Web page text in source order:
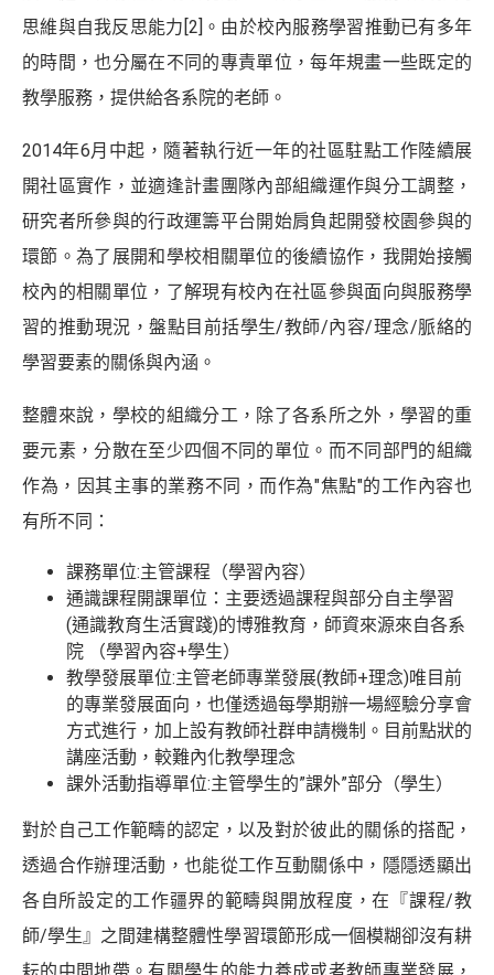
思維與自我反思能力 [2] 。由於校內服務學習推動已有多年
的時間，也分屬在不同的專責單位，每年規畫一些既定的
教學服務，提供給各系院的老師。
2014年6月中起，隨著執行近一年的社區駐點工作陸續展
開社區實作，並適逢計畫團隊內部組織運作與分工調整，
研究者所參與的行政運籌平台開始肩負起開發校園參與的
環節。為了展開和學校相關單位的後續協作，我開始接觸
校內的相關單位，了解現有校內在社區參與面向與服務學
習的推動現況，盤點目前括學生/教師/內容/理念/脈絡的
學習要素的關係與內涵。
整體來說，學校的組織分工，除了各系所之外，學習的重
要元素，分散在至少四個不同的單位。而不同部門的組織
作為，因其主事的業務不同，而作為"焦點"的工作內容也
有所不同：
課務單位:主管課程（學習內容）
通識課程開課單位：主要透過課程與部分自主學習
(通識教育生活實踐)的博雅教育，師資來源來自各系
院 （學習內容+學生）
教學發展單位:主管老師專業發展(教師+理念)唯目前
的專業發展面向，也僅透過每學期辦一場經驗分享會
方式進行，加上設有教師社群申請機制。目前點狀的
講座活動，較難內化教學理念
課外活動指導單位:主管學生的”課外”部分（學生）
對於自己工作範疇的認定，以及對於彼此的關係的搭配，
透過合作辦理活動，也能從工作互動關係中，隱隱透顯出
各自所設定的工作疆界的範疇與開放程度，在『課程/教
師/學生』之間建構整體性學習環節形成一個模糊卻沒有耕
耘的中間地帶。有關學生的能力養成或者教師專業發展，